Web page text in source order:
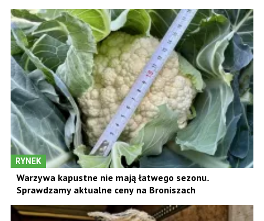
RYNEK
Warzywa kapustne nie mają łatwego sezonu.
Sprawdzamy aktualne ceny na Broniszach